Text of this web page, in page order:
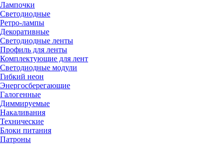
Лампочки
Светодиодные
Ретро-лампы
Декоративные
Светодиодные ленты
Профиль для ленты
Комплектующие для лент
Светодиодные модули
Гибкий неон
Энергосберегающие
Галогенные
Диммируемые
Накаливания
Технические
Блоки питания
Патроны